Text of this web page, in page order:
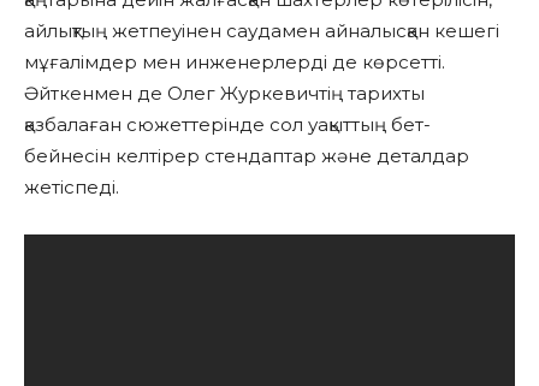
айлықтың жетпеуінен саудамен айналысқан кешегі
мұғалімдер мен инженерлерді де көрсетті.
Әйткенмен де Олег Журкевичтің тарихты
қазбалаған сюжеттерінде сол уақыттың бет-
бейнесін келтірер стендаптар және деталдар
жетіспеді.